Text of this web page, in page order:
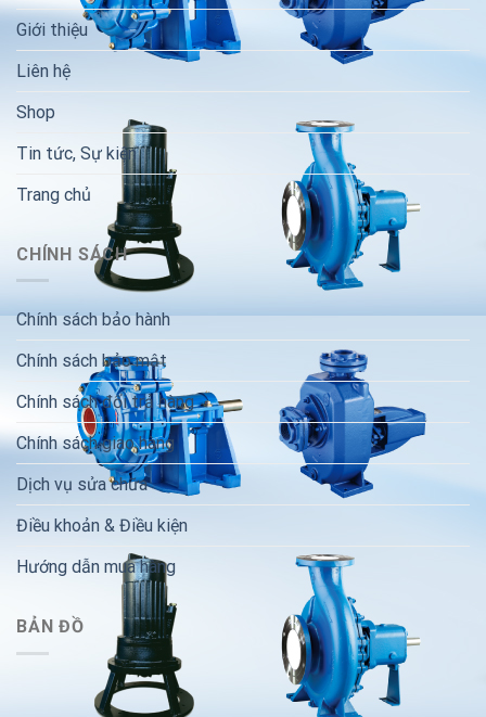
Giới thiệu
Liên hệ
Shop
Tin tức, Sự kiện
Trang chủ
CHÍNH SÁCH
Chính sách bảo hành
Chính sách bảo mật
Chính sách đổi trả hàng
Chính sách giao hàng
Dịch vụ sửa chữa
Điều khoản & Điều kiện
Hướng dẫn mua hàng
BẢN ĐỒ